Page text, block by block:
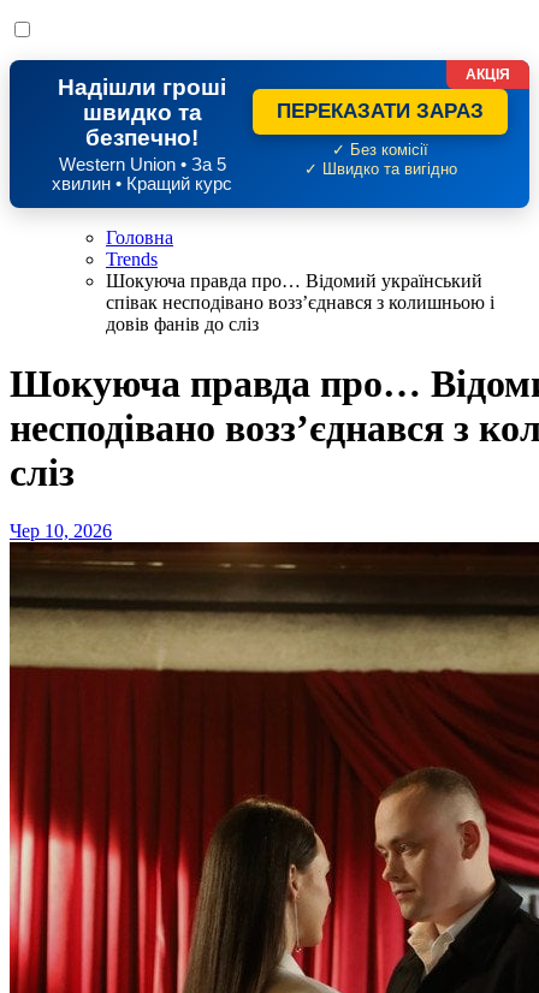
Надішли гроші
швидко та
безпечно!
Western Union • За 5
хвилин • Кращий курс
ПЕРЕКАЗАТИ ЗАРАЗ
✓ Без комісії
✓ Швидко та вигідно
АКЦІЯ
Головна
Trends
Шокуюча правда про… Відомий український
співак несподівано возз’єднався з колишньою і
довів фанів до сліз
Шокуюча правда про…
несподівано возз’єднався з
сліз
Чер 10, 2026